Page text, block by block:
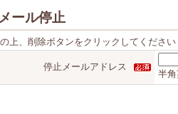
ール停止
上、削除ボタンをクリックしてください
停止メールアドレス
半